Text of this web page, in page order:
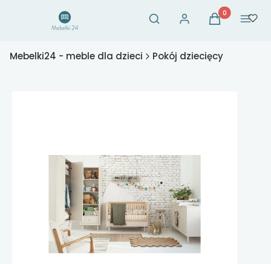
Otwórz wyszukiwarkę
Szukaj Zaloguj sięProdukty w
Koszyk Menu
Mebelki24 - meble dla dzieci Pokój dziecięcy